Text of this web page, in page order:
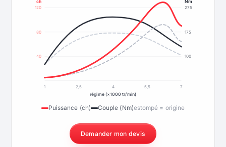
40
80
120
100
175
275
ch Nm
1 2,5 4 5,5
7
régime (×1000 tr/min)
Puissance (ch) Couple (Nm)estompé = origine
Demander mon devis